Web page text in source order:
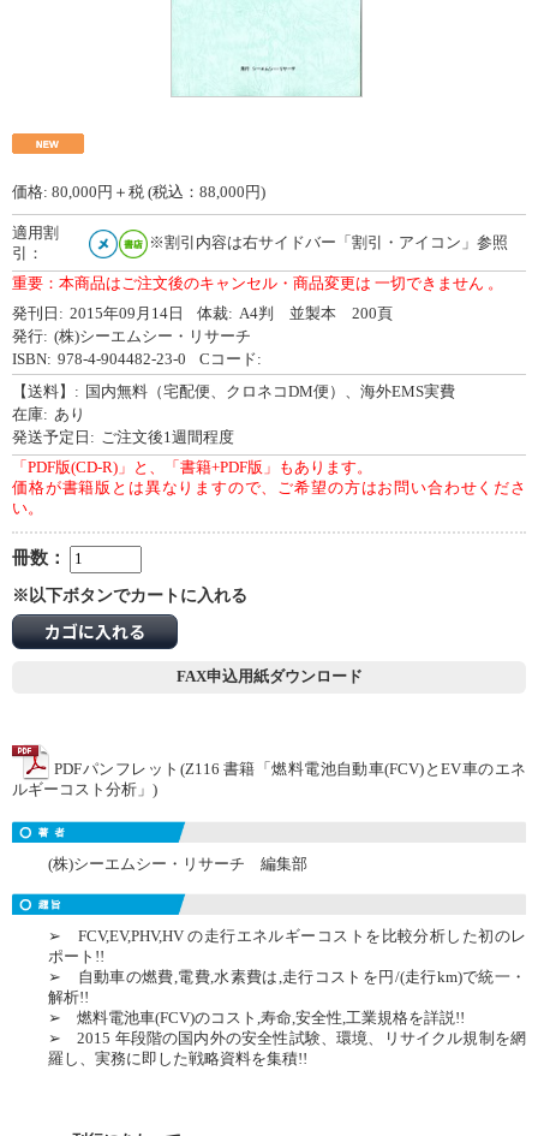
価格: 80,000 円＋税 (税込：88,000円)
適用割
引：
※割引内容は右サイドバー「割引・アイコン」参照
重要：本商品はご注文後のキャンセル・商品変更は 一切できません 。
発刊日: 2015年09月14日 体裁: A4判 並製本 200頁
発行: (株)シーエムシー・リサーチ
ISBN: 978-4-904482-23-0
Cコード:
【送料】: 国内無料（宅配便、クロネコDM便）、海外EMS実費
在庫: あり
発送予定日: ご注文後1週間程度
「PDF版(CD-R)」と、「書籍+PDF版」もあります。
価格が書籍版とは異なりますので、ご希望の方はお問い合わせくださ
い。
冊数：
※以下ボタンでカートに入れる
カゴに入れる
FAX申込用紙ダウンロード
PDFパンフレット(Z116 書籍「燃料電池自動車(FCV)とEV車のエネ
ルギーコスト分析」)
(株)シーエムシー・リサーチ 編集部
➢ FCV,EV,PHV,HV の走行エネルギーコストを比較分析した初のレ
ポート!!
➢ 自動車の燃費,電費,水素費は,走行コストを円/(走行km)で統一・
解析!!
➢ 燃料電池車(FCV)のコスト,寿命,安全性,工業規格を詳説!!
➢ 2015 年段階の国内外の安全性試験、環境、リサイクル規制を網
羅し、実務に即した戦略資料を集積!!